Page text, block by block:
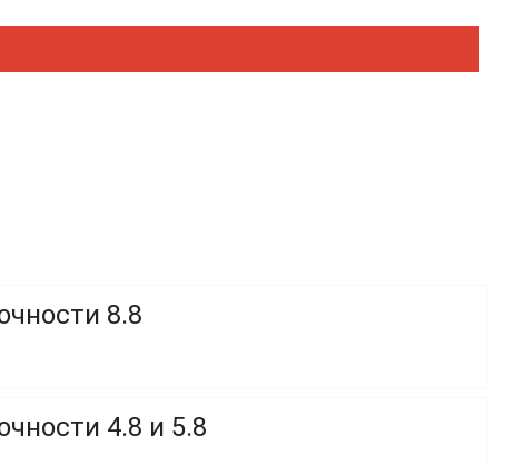
8.8
4.8 и 5.8